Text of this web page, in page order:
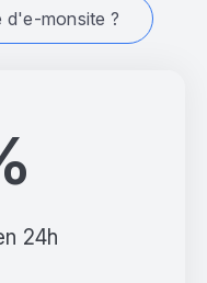
24h
d'e-monsite ?